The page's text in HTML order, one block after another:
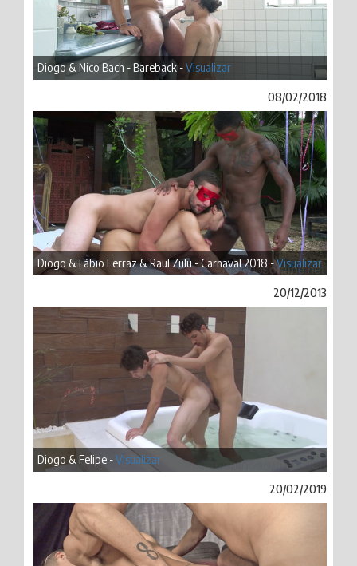
Diogo & Nico Bach - Bareback -Visualizar
08/02/2018
Diogo & Fábio Ferraz & Raul Zulu - Carnaval 2018 -Visualizar
20/12/2013
Diogo & Felipe -Visualizar
20/02/2019